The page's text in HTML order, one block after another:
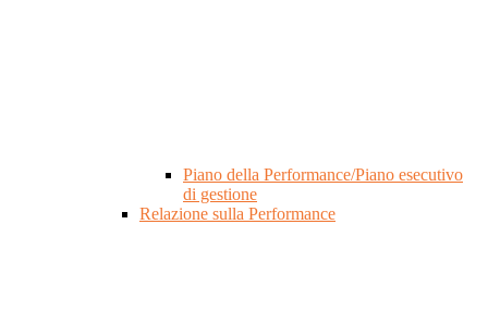
Piano della Performance/Piano esecutivo
di gestione
Relazione sulla Performance